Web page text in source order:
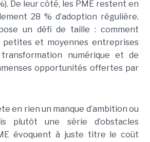
De leur côté, les PME restent en
28 % d’adoption régulière.
un défi de taille : comment
et moyennes entreprises
transformation numérique et de
opportunités offertes par
en rien un manque d’ambition ou
plutôt une série d’obstacles
évoquent à juste titre le coût